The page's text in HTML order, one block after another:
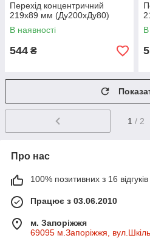
Перехід концентричний
219х89 мм (Ду200хДу80)
В наявності
544 ₴
В
1 / 2
Про нас
100% позитивних з 16 відгуків
Працює з 03.06.2010
м. Запоріжжя
69095 м.Запоріжжя,